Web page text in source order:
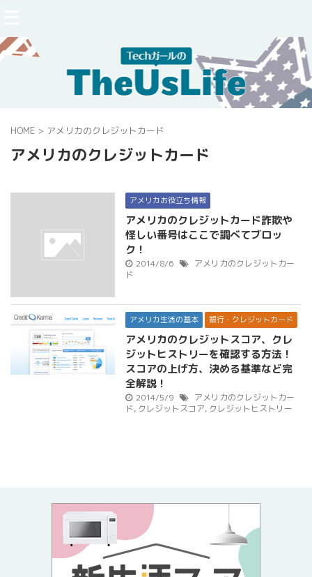
HOME > アメリカのクレジットカード
アメリカのクレジットカード
アメリカお役立ち情報
アメリカのクレジットカード詐欺や
怪しい番号はここで調べてブロッ
ク！
2014/8/6
アメリカのクレジットカー
ド
アメリカ生活の基本 銀行・クレジットカード
アメリカのクレジットスコア、クレ
ジットヒストリーを確認する方法！
スコアの上げ方、決める基準など完
全解説！
2014/5/9
アメリカのクレジットカー
ド, クレジットスコア, クレジットヒストリー